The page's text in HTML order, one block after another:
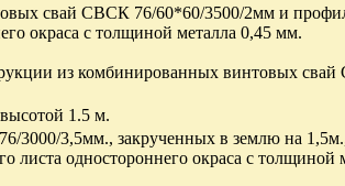
свай СВСК 76/60*60/3500/2мм и
окраса с толщиной металла 0,45 мм.
из комбинированных винтовых
1.5 м.
3000/3,5мм., закрученных в землю на
листа одностороннего окраса с толщиной